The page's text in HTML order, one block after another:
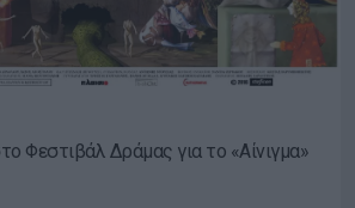
Φεστιβάλ Δράμας για το «Αίνιγμα»